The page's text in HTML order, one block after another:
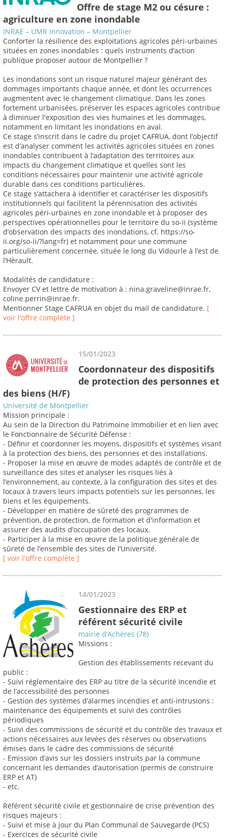
Offre de stage M2 ou césure :
agriculture en zone inondable
INRAE – UMR Innovation – Montpellier
Conforter la résilience des exploitations agricoles péri-urbaines
situées en zones inondables : quels instruments d’action
publique proposer autour de Montpellier ?
Les inondations sont un risque naturel majeur générant des
dommages importants chaque année, et dont les occurrences
augmentent avec le changement climatique. Dans les zones
fortement urbanisées, préserver les espaces agricoles contribue
à diminuer l'exposition des vies humaines et les dommages,
notamment en limitant les inondations en aval.
Ce stage s’inscrit dans le cadre du projet CAFRUA, dont l’objectif
est d’analyser comment les activités agricoles situées en zones
inondables contribuent à l’adaptation des territoires aux
impacts du changement climatique et quelles sont les
conditions nécessaires pour maintenir une activité agricole
durable dans ces conditions particulières.
Ce stage s’attachera à identifier et caractériser les dispositifs
institutionnels qui facilitent la pérennisation des activités
agricoles péri-urbaines en zone inondable et à proposer des
perspectives opérationnelles pour le territoire du so-ii (système
d’observation des impacts des inondations, cf. https://so-
ii.org/so-ii/?lang=fr) et notamment pour une commune
particulièrement concernée, située le long du Vidourle à l’est de
l’Hérault.
Modalités de candidature :
Envoyer CV et lettre de motivation à : nina.graveline@inrae.fr,
coline.perrin@inrae.fr.
Mentionner Stage CAFRUA en objet du mail de candidature. [
voir l'offre complète ]
15/01/2023
Coordonnateur des dispositifs
de protection des personnes et
des biens (H/F)
Université de Montpellier
Mission principale :
Au sein de la Direction du Patrimoine Immobilier et en lien avec
le Fonctionnaire de Sécurité Défense :
- Définir et coordonner les moyens, dispositifs et systèmes visant
à la protection des biens, des personnes et des installations.
- Proposer la mise en œuvre de modes adaptés de contrôle et de
surveillance des sites et analyser les risques liés à
l’environnement, au contexte, à la configuration des sites et des
locaux à travers leurs impacts potentiels sur les personnes, les
biens et les équipements.
- Développer en matière de sûreté des programmes de
prévention, de protection, de formation et d'information et
assurer des audits d’occupation des locaux.
- Participer à la mise en œuvre de la politique générale de
sûreté de l’ensemble des sites de l’Université.
[ voir l'offre complète ]
14/01/2023
Gestionnaire des ERP et
référent sécurité civile
mairie d’Achères (78)
Missions :
Gestion des établissements recevant du
public :
- Suivi réglementaire des ERP au titre de la sécurité Incendie et
de l’accessibilité des personnes
- Gestion des systèmes d’alarmes incendies et anti-intrusions :
maintenance des équipements et suivi des contrôles
périodiques
- Suivi des commissions de sécurité et du contrôle des travaux et
actions nécessaires aux levées des réserves ou observations
émises dans le cadre des commissions de sécurité
- Emission d’avis sur les dossiers instruits par la commune
concernant les demandes d’autorisation (permis de construire
ERP et AT)
- etc.
Référent sécurité civile et gestionnaire de crise prévention des
risques majeurs :
- Suivi et mise à jour du Plan Communal de Sauvegarde (PCS)
- Exercices de sécurité civile